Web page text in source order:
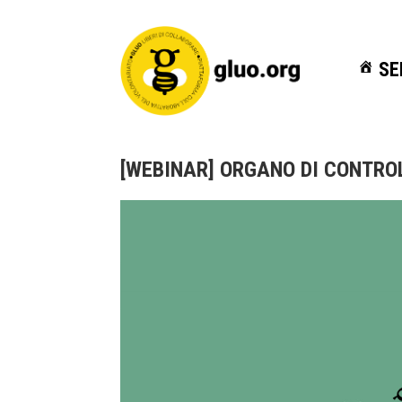
[WEBINAR] ORGANO DI